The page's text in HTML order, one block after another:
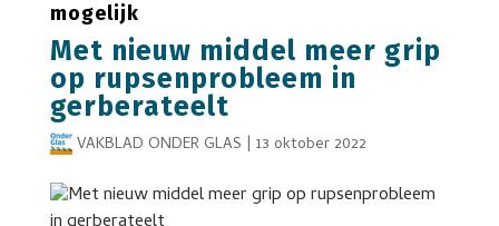
mogelijk
Met nieuw middel meer grip
op rupsenprobleem in
gerberateelt
VAKBLAD ONDER GLAS | 13 oktober 2022